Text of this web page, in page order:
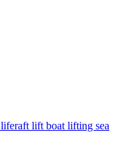
liferaft lift boat lifting sea